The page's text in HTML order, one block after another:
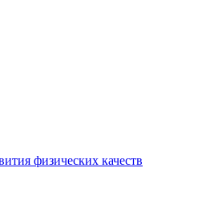
физических качеств